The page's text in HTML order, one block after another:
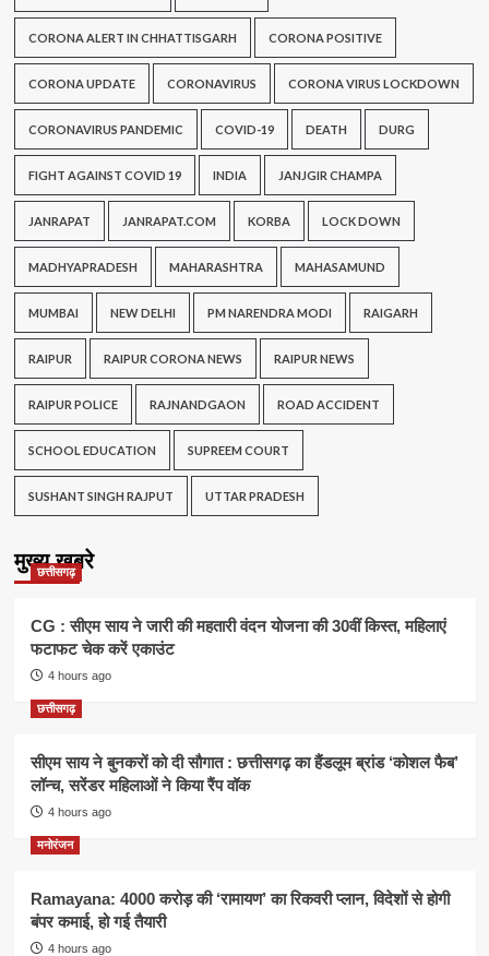
CORONA ALERT IN CHHATTISGARH CORONA POSITIVE
CORONA UPDATE CORONAVIRUS CORONA VIRUS LOCKDOWN
CORONAVIRUS PANDEMIC COVID-19 DEATH DURG
FIGHT AGAINST COVID 19 INDIA JANJGIR CHAMPA
JANRAPAT JANRAPAT.COM KORBA LOCK DOWN
MADHYAPRADESH MAHARASHTRA MAHASAMUND
MUMBAI NEW DELHI PM NARENDRA MODI RAIGARH
RAIPUR RAIPUR CORONA NEWS RAIPUR NEWS
RAIPUR POLICE RAJNANDGAON ROAD ACCIDENT
SCHOOL EDUCATION SUPREEM COURT
SUSHANT SINGH RAJPUT UTTAR PRADESH
मुख्य खबरे
छत्तीसगढ़
CG : सीएम साय ने जारी की महतारी वंदन योजना की 30वीं किस्त, महिलाएं
फटाफट चेक करें एकाउंट
4 hours ago
छत्तीसगढ़
सीएम साय ने बुनकरों को दी सौगात : छत्तीसगढ़ का हैंडलूम ब्रांड ‘कोशल फैब’
लॉन्च, सरेंडर महिलाओं ने किया रैंप वॉक
4 hours ago
मनोरंजन
Ramayana: 4000 करोड़ की ‘रामायण’ का रिकवरी प्लान, विदेशों से होगी
बंपर कमाई, हो गई तैयारी
4 hours ago